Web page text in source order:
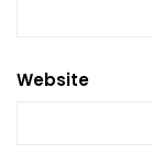
Website